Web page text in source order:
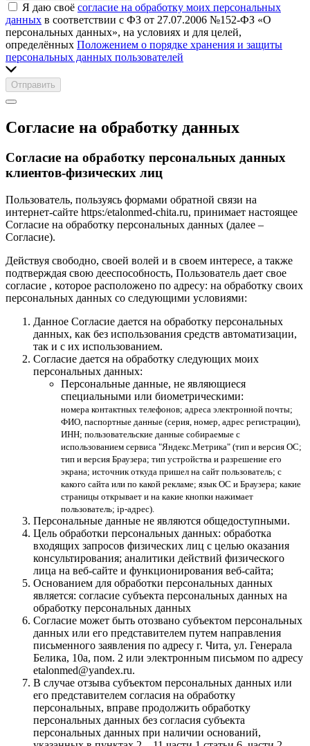
Я даю своё согласие на обработку моих персональных
данных в соответствии с ФЗ от 27.07.2006 №152-ФЗ «О
персональных данных», на условиях и для целей,
определённых Положением о порядке хранения и защиты
персональных данных пользователей
Отправить
Согласие на обработку данных
Согласие на обработку персональных данных
клиентов-физических лиц
Пользователь, пользуясь формами обратной связи на
интернет-сайте https:/etalonmed-chita.ru, принимает настоящее
Согласие на обработку персональных данных (далее –
Согласие).
Действуя свободно, своей волей и в своем интересе, а также
подтверждая свою дееспособность, Пользователь дает свое
согласие , которое расположено по адресу: на обработку своих
персональных данных со следующими условиями:
Данное Согласие дается на обработку персональных
данных, как без использования средств автоматизации,
так и с их использованием.
Согласие дается на обработку следующих моих
персональных данных:
Персональные данные, не являющиеся
специальными или биометрическими:
номера контактных телефонов; адреса электронной почты;
ФИО, паспортные данные (серия, номер, адрес регистрации),
ИНН; пользовательские данные собираемые с
использованием сервиса "Яндекс.Метрика" (тип и версия ОС;
тип и версия Браузера; тип устройства и разрешение его
экрана; источник откуда пришел на сайт пользователь; с
какого сайта или по какой рекламе; язык ОС и Браузера; какие
страницы открывает и на какие кнопки нажимает
пользователь; ip-адрес).
Персональные данные не являются общедоступными.
Цель обработки персональных данных: обработка
входящих запросов физических лиц с целью оказания
консультирования; аналитики действий физического
лица на веб-сайте и функционирования веб-сайта;
Основанием для обработки персональных данных
является: согласие субъекта персональных данных на
обработку персональных данных
Согласие может быть отозвано субъектом персональных
данных или его представителем путем направления
письменного заявления по адресу г. Чита, ул. Генерала
Белика, 10а, пом. 2 или электронным письмом по адресу
etalonmed@yandex.ru.
В случае отзыва субъектом персональных данных или
его представителем согласия на обработку
персональных, вправе продолжить обработку
персональных данных без согласия субъекта
персональных данных при наличии оснований,